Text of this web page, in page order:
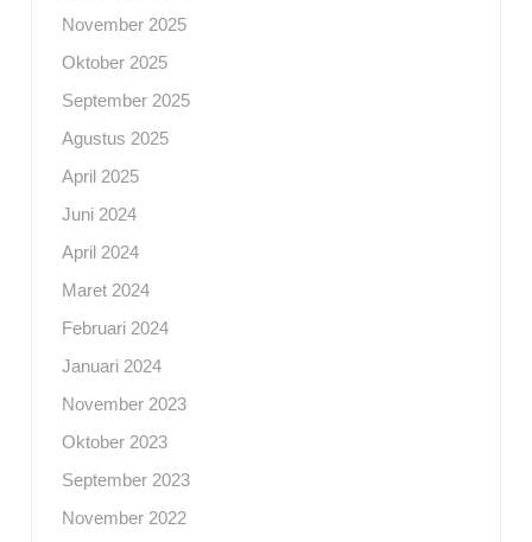
November 2025
Oktober 2025
September 2025
Agustus 2025
April 2025
Juni 2024
April 2024
Maret 2024
Februari 2024
Januari 2024
November 2023
Oktober 2023
September 2023
November 2022